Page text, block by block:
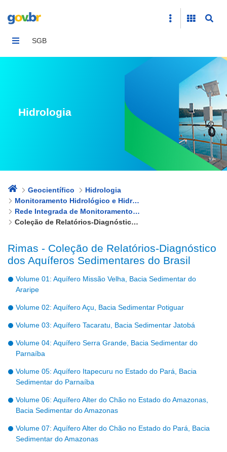
SGB
Hidrologia
Geocientífico
Hidrologia
Monitoramento Hidrológico e Hidrogeológico
Rede Integrada de Monitoramento das Águas Subterrâneas - RIMAS
Coleção de Relatórios-Diagnóstico dos Aquíferos Sedimentares do Brasil
Rimas - Coleção de Relatórios-Diagnóstico
dos Aquíferos Sedimentares do Brasil
Volume 01: Aquífero Missão Velha, Bacia Sedimentar do
Araripe
Volume 02: Aquífero Açu, Bacia Sedimentar Potiguar
Volume 03: Aquífero Tacaratu, Bacia Sedimentar Jatobá
Volume 04: Aquífero Serra Grande, Bacia Sedimentar do
Parnaíba
Volume 05: Aquífero Itapecuru no Estado do Pará, Bacia
Sedimentar do Parnaíba
Volume 06: Aquífero Alter do Chão no Estado do Amazonas,
Bacia Sedimentar do Amazonas
Volume 07: Aquífero Alter do Chão no Estado do Pará, Bacia
Sedimentar do Amazonas